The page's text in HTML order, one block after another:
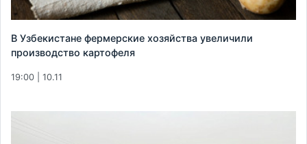
В Узбекистане фермерские хозяйства увеличили
производство картофеля
19:00 | 10.11